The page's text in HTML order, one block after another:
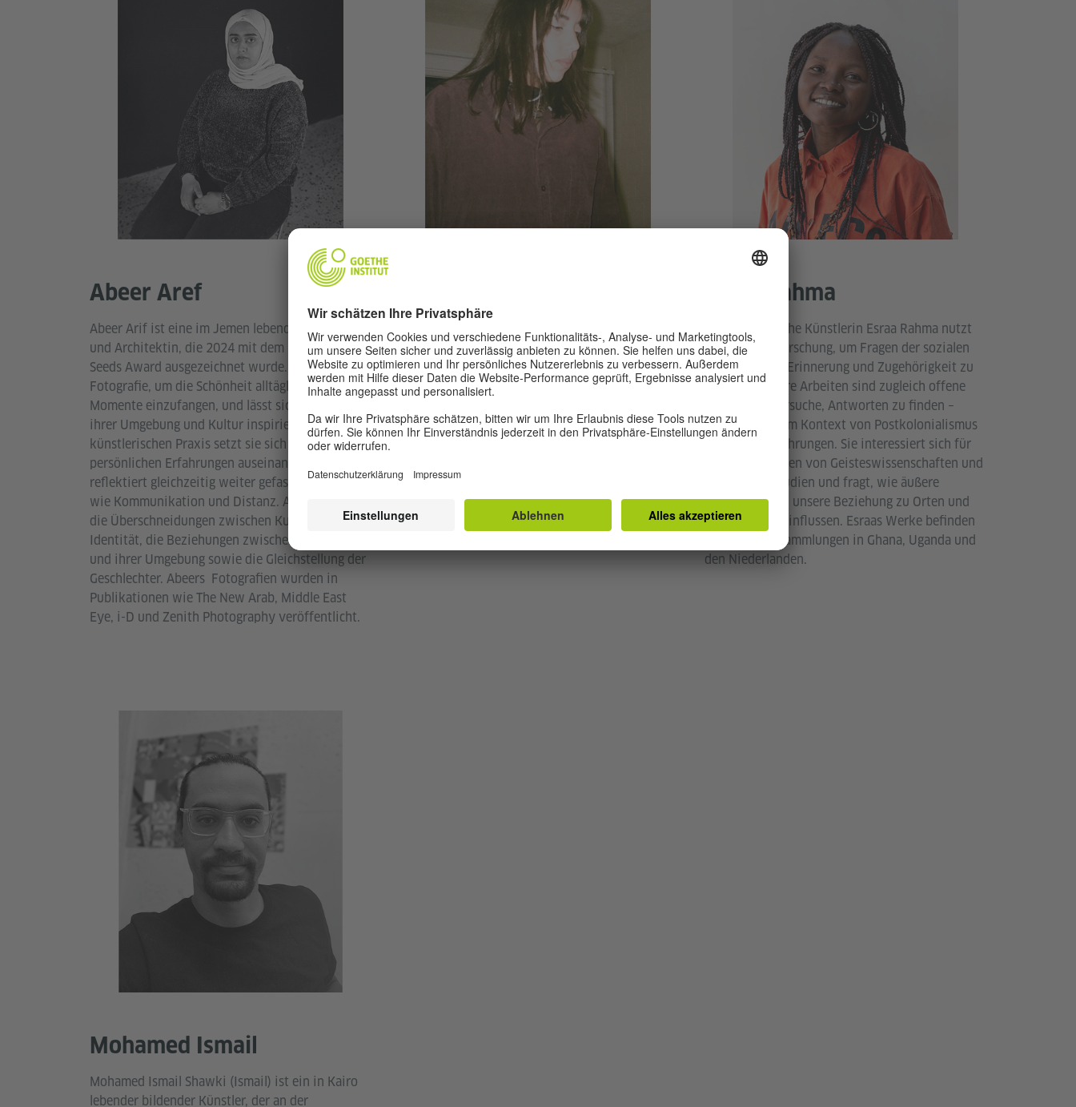
Abeer Aref
Abeer Arif ist eine im Jemen lebende Künstlerin
und Architektin, die 2024 mit dem Prince Claus
Seeds Award ausgezeichnet wurde. Abeer nutzt
Fotografie, um die Schönheit alltäglicher
Momente einzufangen, und lässt sich dabei von
ihrer Umgebung und Kultur inspirieren. In ihrer
künstlerischen Praxis setzt sie sich mit ihren
persönlichen Erfahrungen auseinander und
reflektiert gleichzeitig weiter gefasste Themen
wie Kommunikation und Distanz. Abeer erforscht
die Überschneidungen zwischen Kultur und
Identität, die Beziehungen zwischen Menschen
und ihrer Umgebung sowie die Gleichstellung der
Geschlechter. Abeers Fotografien wurden in
Publikationen wie The New Arab, Middle East
Eye, i-D und Zenith Photography veröffentlicht.
Aya Abdallah ist bildende Künstlerin und
Architektin und lebt in Beirut. In ihrer Arbeit mit
Text und Bild (bewegt und unbewegt) untersucht
sie derzeit die Trauerarbeit, die mit der
Friedhöfen der Grenzdörfer im Süden des Libanon
verbunden ist, und betrachtet dabei, wie
Sie hat einen MFA in Digital+Media von der
Rhode Island School of Design (2024) und war
Stipendiatin des Home Workspace Program von
Esraa Rahma
Die sudanesische Künstlerin Esraa Rahma nutzt
Malerei und Forschung, um Fragen der sozialen
Gerechtigkeit, Erinnerung und Zugehörigkeit zu
verhandeln. Ihre Arbeiten sind zugleich offene
Fragen und Versuche, Antworten zu finden –
insbesondere im Kontext von Postkolonialismus
und Krisenerfahrungen. Sie interessiert sich für
die Schnittstellen von Geisteswissenschaften und
Erinnerungsstudien und fragt, wie äußere
Veränderungen unsere Beziehung zu Orten und
zum Leben beeinflussen. Esraas Werke befinden
sich in Privatsammlungen in Ghana, Uganda und
den Niederlanden.
Mohamed Ismail
Mohamed Ismail Shawki (Ismail) ist ein in Kairo
lebender bildender Künstler, der an der